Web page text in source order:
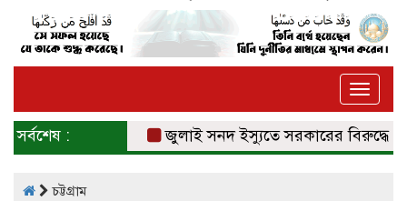
Toggle
সর্বশেষ : জুলাই সনদ ইস্যুতে সরকারের বিরুদ্ধে
চট্টগ্রাম